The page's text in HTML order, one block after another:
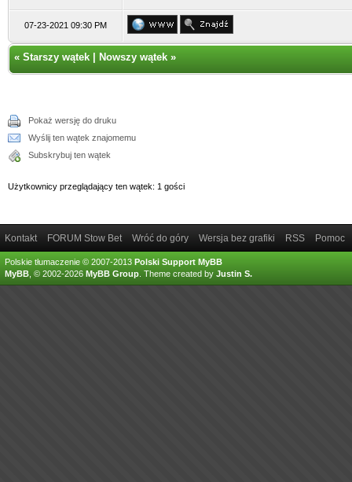
07-23-2021 09:30 PM
« Starszy wątek | Nowszy wątek »
Pokaż wersję do druku
Wyślij ten wątek znajomemu
Subskrybuj ten wątek
Użytkownicy przeglądający ten wątek: 1 gości
Kontakt FORUM Stow Bet Wróć do góry Wersja bez grafiki RSS Pomoc
Polskie tłumaczenie © 2007-2013 Polski Support MyBB
MyBB , © 2002-2026 MyBB Group Theme created by Justin S.